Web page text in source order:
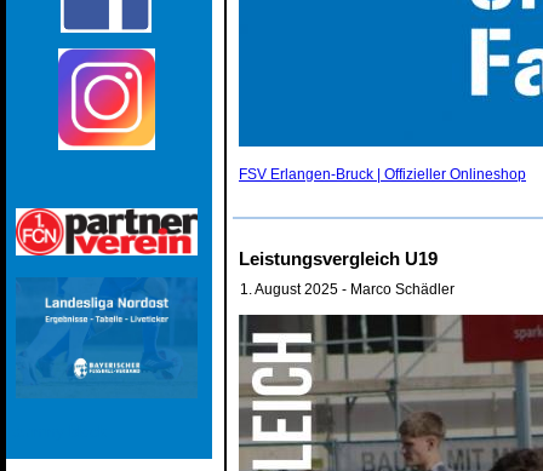
FSV Erlangen-Bruck | Offizieller Onlineshop
Leistungsvergleich U19
1. August 2025 - Marco Schädler